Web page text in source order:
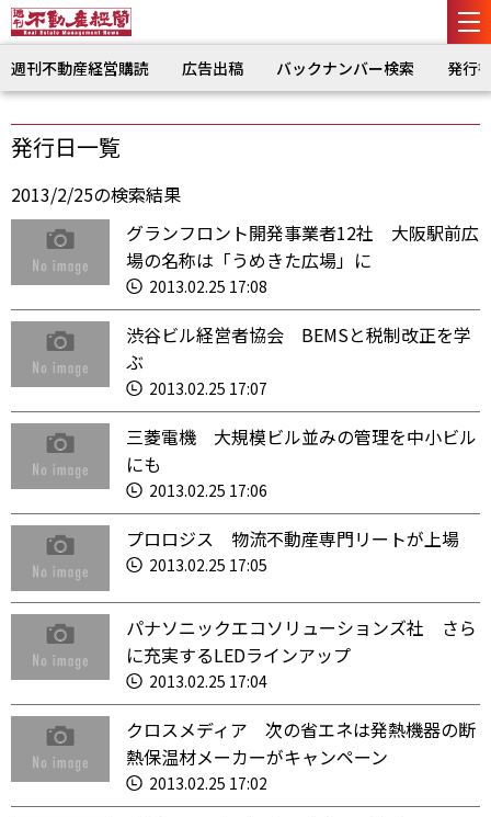
週刊不動産経営購読 広告出稿 バックナンバー検索 発行
発行日一覧
2013/2/25の検索結果
グランフロント開発事業者12社 大阪駅前広
場の名称は「うめきた広場」に
2013.02.25 17:08
渋谷ビル経営者協会 BEMSと税制改正を学
ぶ
2013.02.25 17:07
三菱電機 大規模ビル並みの管理を中小ビル
にも
2013.02.25 17:06
プロロジス 物流不動産専門リートが上場
2013.02.25 17:05
パナソニックエコソリューションズ社 さら
に充実するLEDラインアップ
2013.02.25 17:04
クロスメディア 次の省エネは発熱機器の断
熱保温材メーカーがキャンペーン
2013.02.25 17:02